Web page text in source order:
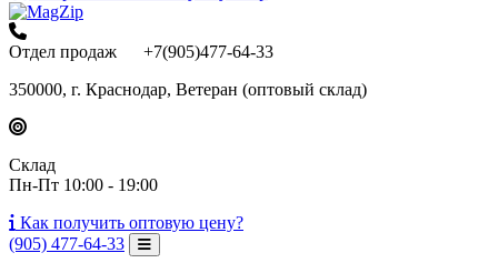
Отдел продаж +7(905)477-64-33
350000, г. Краснодар, Ветеран (оптовый склад)
Склад
Пн-Пт 10:00 - 19:00
Как получить оптовую цену?
(905) 477-64-33
Toggle Navigation